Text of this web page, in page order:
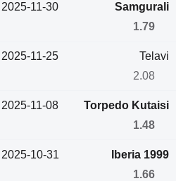
2025-11-30 Samgurali
1.79
2025-11-25 Telavi
2.08
2025-11-08 Torpedo Kutaisi
1.48
2025-10-31 Iberia 1999
1.66